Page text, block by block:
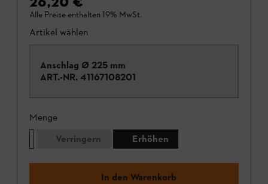
Alle Preise enthalten 19% MwSt.
Artikel wählen
Anschlag Ø 225 mm
ART.-NR. 41167108201
Menge
Verringern
Erhöhen
In den Warenkorb